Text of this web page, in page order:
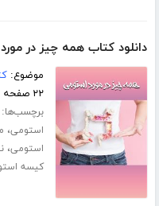
دانلود کتاب همه چیز در
موضوع:
۲۲ صفحه
برچسب‌ها:
استومی،
استومی،
کیسه